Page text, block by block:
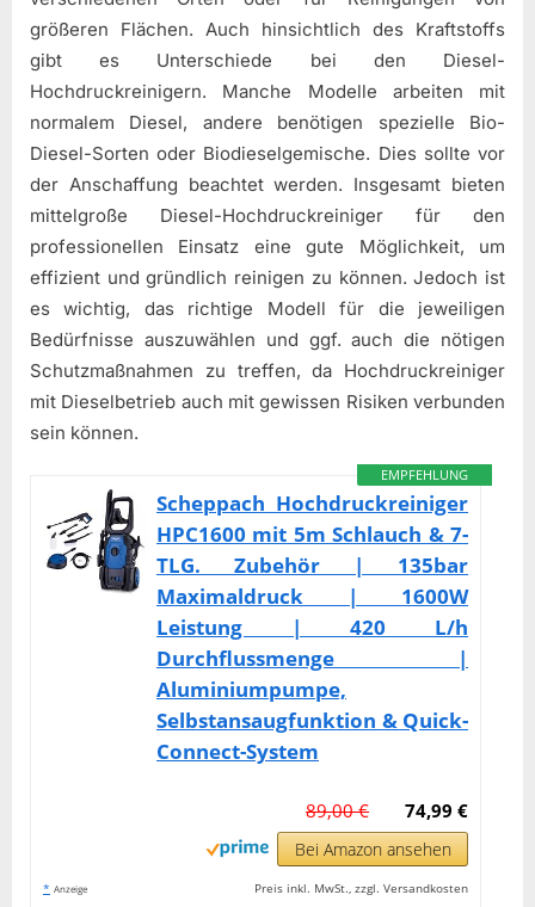
größeren Flächen. Auch hinsichtlich des Kraftstoffs
gibt es Unterschiede bei den Diesel-
Hochdruckreinigern. Manche Modelle arbeiten mit
normalem Diesel, andere benötigen spezielle Bio-
Diesel-Sorten oder Biodieselgemische. Dies sollte vor
der Anschaffung beachtet werden. Insgesamt bieten
mittelgroße Diesel-Hochdruckreiniger für den
professionellen Einsatz eine gute Möglichkeit, um
effizient und gründlich reinigen zu können. Jedoch ist
es wichtig, das richtige Modell für die jeweiligen
Bedürfnisse auszuwählen und ggf. auch die nötigen
Schutzmaßnahmen zu treffen, da Hochdruckreiniger
mit Dieselbetrieb auch mit gewissen Risiken verbunden
sein können.
EMPFEHLUNG
Scheppach Hochdruckreiniger
HPC1600 mit 5m Schlauch & 7-
TLG. Zubehör | 135bar
Maximaldruck | 1600W
Leistung | 420 L/h
Durchflussmenge |
Aluminiumpumpe,
Selbstansaugfunktion & Quick-
Connect-System
74,99 €
89,00 €
Bei Amazon ansehen
* Anzeige Preis inkl. MwSt., zzgl. Versandkosten